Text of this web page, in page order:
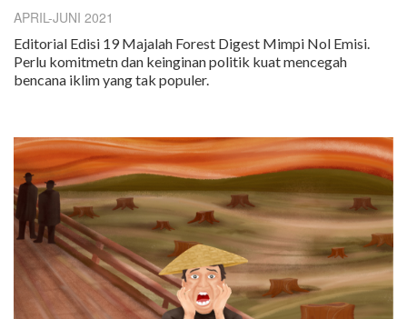
APRIL-JUNI 2021
Editorial Edisi 19 Majalah Forest Digest Mimpi Nol Emisi.
Perlu komitmetn dan keinginan politik kuat mencegah
bencana iklim yang tak populer.